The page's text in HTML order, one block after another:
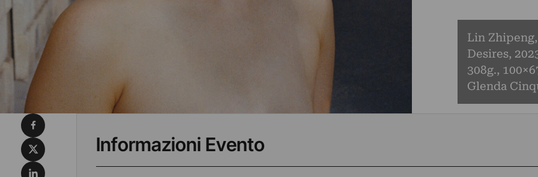
Lin
Desires,
308g.,
Glenda
Informazioni Evento
Condividi su Facebook
Condividi su X
Condividi su LinkedIn